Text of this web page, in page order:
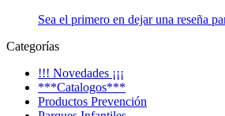
Sea el primero en dejar una reseña
Categorías
!!! Novedades ¡¡¡
***Catalogos***
Productos Prevención